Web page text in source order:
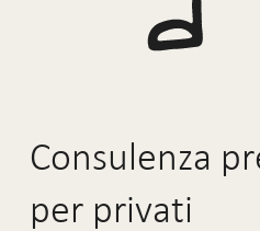
Consulenza
per privati